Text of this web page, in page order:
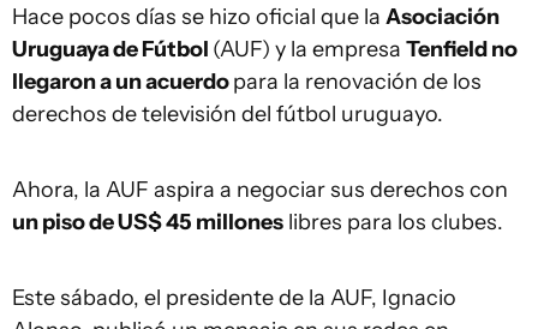
Hace pocos días se hizo oficial que la Asociación
Uruguaya de Fútbol (AUF) y la empresa Tenfield no
llegaron a un acuerdopara la renovación de los
derechos de televisión del fútbol uruguayo.
Ahora, la AUF aspira a negociar sus derechos con
un piso de US$ 45 millones libres para los clubes.
Este sábado, el presidente de la AUF, Ignacio